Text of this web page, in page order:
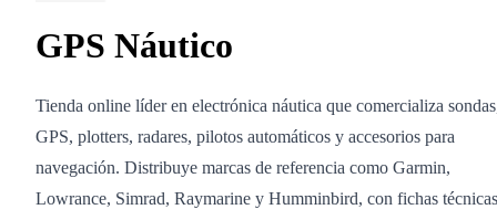
GPS Náutico
Tienda online líder en electrónica náutica que comercializa
GPS, plotters, radares, pilotos automáticos y accesorios para
navegación. Distribuye marcas de referencia como Garmin,
Lowrance, Simrad, Raymarine y Humminbird, con fichas técnicas